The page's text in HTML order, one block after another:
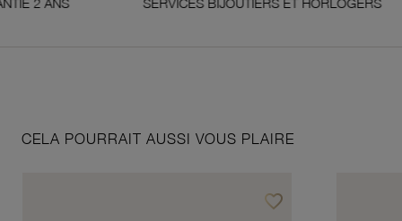
SERVICES BIJOUTIERS ET HORLOGERS
CELA POURRAIT AUSSI VOUS PLAIRE
favorite_borderAjouter à vos favoris